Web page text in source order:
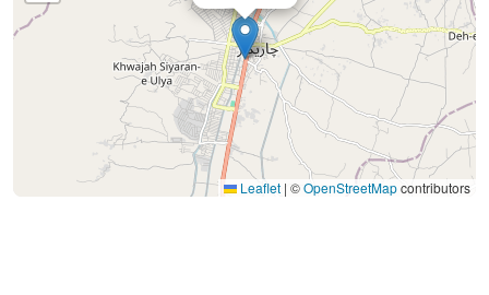
Leaflet | ©OpenStreetMapcontributors